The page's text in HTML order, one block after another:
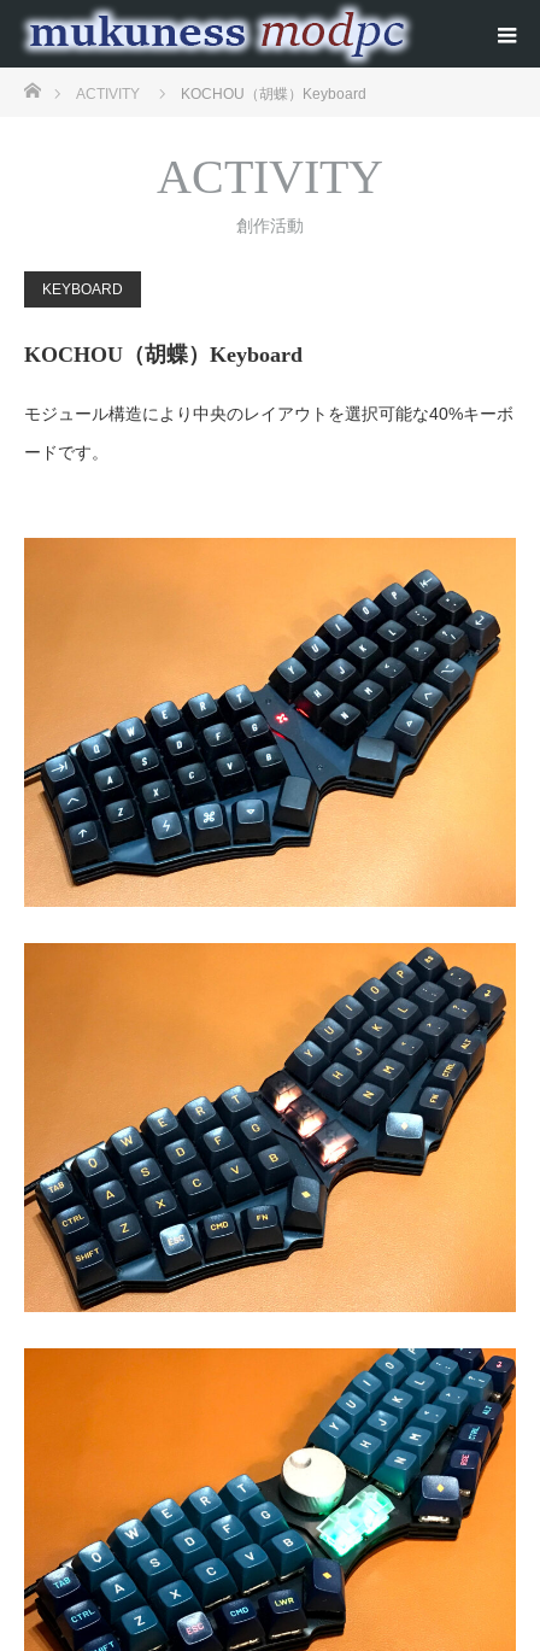
ホームACTIVITY KOCHOU（胡蝶）Keyboard
ACTIVITY
創作活動
KEYBOARD
KOCHOU（胡蝶）Keyboard
モジュール構造により中央のレイアウトを選択可能な40%キーボ
ードです。